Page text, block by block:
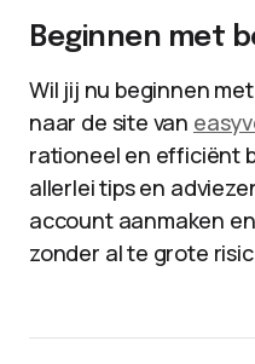
Beginnen met
Wil jij nu beginnen
naar de site van
rationeel en efficiënt
allerlei tips en
account aanmaken
zonder al te grote